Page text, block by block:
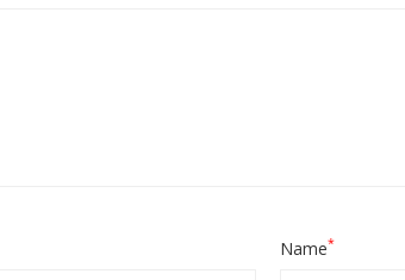
Name*